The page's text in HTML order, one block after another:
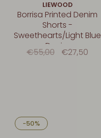
LIEWOOD
Borrisa Printed Denim
Shorts -
Sweethearts/Light Blue
Denim
€55,00 €27,50
-50%